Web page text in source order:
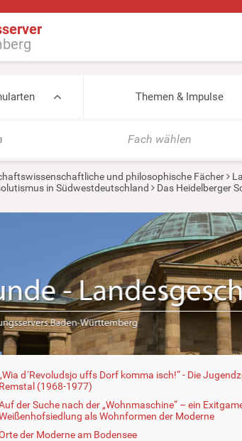
Themen & Impulse
Fach wählen
und philosophische Fächer
in Südwestdeutschland
Das Heidelberger
„Wia d´Revoludsjo uffs Dorf komma isch!“ - Die
Remstal (1968-1977)
der Suche nach der „Wohnmaschine“ – ein
als Wohnformen der Moderne
der Moderne am Bodensee